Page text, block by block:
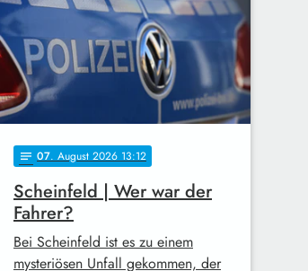
notes 07. August 2026 13:12
Scheinfeld | Wer war der
Fahrer?
Bei Scheinfeld ist es zu einem
mysteriösen Unfall gekommen, der